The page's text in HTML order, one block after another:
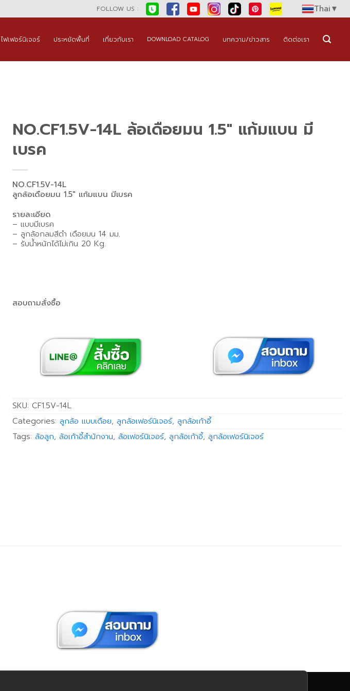
FOLLOW US : Thai▼
ไฟเฟอร์นิเจอร์ ประหยัดพื้นที่ เกี่ยวกับเรา DOWNLOAD CATALOG บทความ/ข่าวสาร ติดต่อเรา
NO.CF1.5V-14L ล้อเดือยมน 1.5″ แก้มแบน มี
เบรค
NO.CF1.5V-14L
ลูกล้อเดือยมน 1.5″ แก้มแบน มีเบรค
รายละเอียด
– แบบมีเบรค
– ลูกล้อกลมสีดำ เดือยมน 14 มม.
– รับน้ำหนักได้ไม่เกิน 20 Kg.
สอบถามสั่งซื้อ
SKU: CF1.5V-14L
Categories: ลูกล้อ แบบเดือย, ลูกล้อเฟอร์นิเจอร์, ลูกล้อเก้าอี้
Tags: ล้อลูก, ล้อเก้าอี้สำนักงาน, ล้อเฟอร์นิเจอร์, ลูกล้อเก้าอี้, ลูกล้อเฟอร์นิเจอร์